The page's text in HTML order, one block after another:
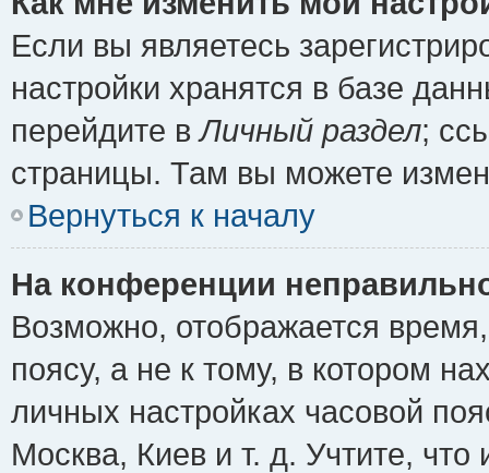
Если вы являетесь
настройки хранятся в базе
перейдите вЛичный раздел;
страницы. Там вы можете
Вернуться к началу
На конференции
Возможно, отображается
поясу, а не к тому, в котором
личных настройках часовой
Москва, Киев и т. д. Учтите, что